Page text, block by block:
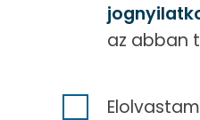
az abban